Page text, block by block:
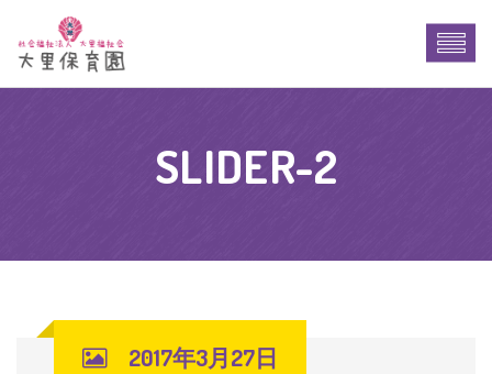
SLIDER-2
2017年3月27日